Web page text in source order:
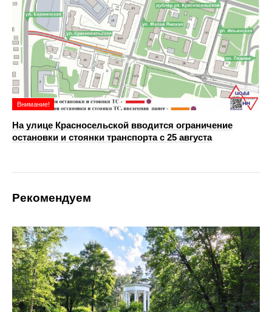
Внимание!
На улице Красносельской вводится ограничение
остановки и стоянки транспорта с 25 августа
Рекомендуем